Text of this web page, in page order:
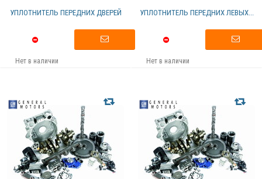
УПЛОТНИТЕЛЬ ПЕРЕДНИХ ДВЕРЕЙ
Нет в наличии
УПЛОТНИТЕЛЬ ПЕРЕДНИХ ЛЕВЫХ...
Нет в наличии